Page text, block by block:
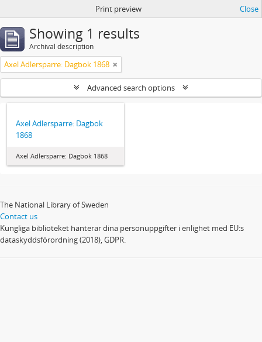
Print preview Close
Showing 1 results
Archival description
Axel Adlersparre: Dagbok 1868
Advanced search options
Axel Adlersparre: Dagbok
1868
Axel Adlersparre: Dagbok 1868
The National Library of Sweden
Contact us
Kungliga biblioteket hanterar dina personuppgifter i enlighet med EU:s
dataskyddsförordning (2018), GDPR.